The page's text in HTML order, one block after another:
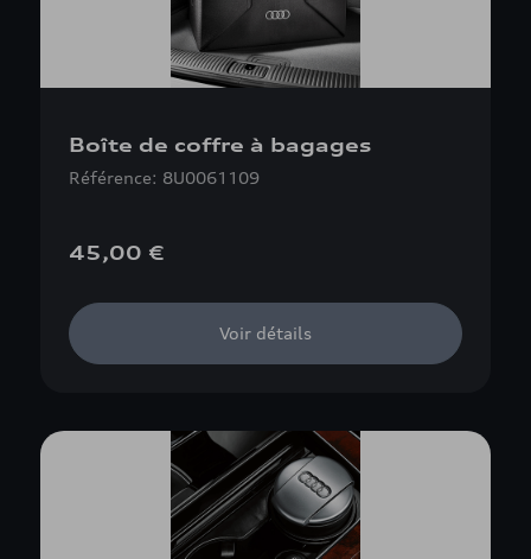
Boîte de coffre à bagages
Référence: 8U0061109
45,00 €
Voir détails